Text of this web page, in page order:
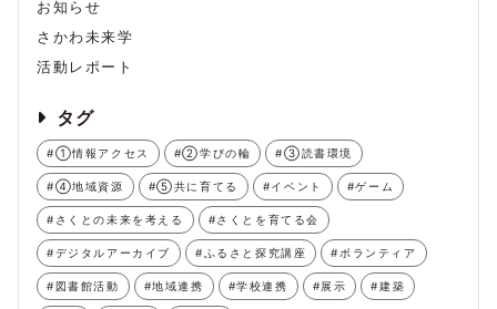
お知らせ
さかわ未来学
活動レポート
タグ
#①情報アクセス #②学びの輪 #③読書環境
#④地域資源 #⑤共に育てる #イベント #ゲーム
#さくとの未来を考える #さくとを育てる会
#デジタルアーカイブ #ふるさと探究講座 #ボランティア
#図書館活動 #地域連携 #学校連携 #展示 #建築